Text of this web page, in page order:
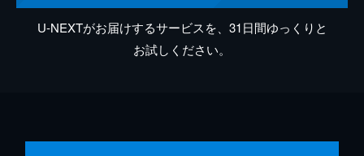
U-NEXTがお届けするサービスを、31日間ゆっくりと
お試しください。